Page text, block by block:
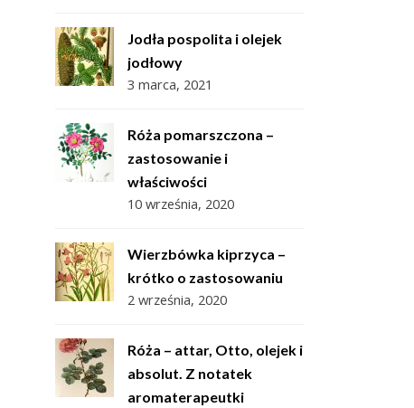
Jodła pospolita i olejek
jodłowy
3 marca, 2021
Róża pomarszczona –
zastosowanie i
właściwości
10 września, 2020
Wierzbówka kiprzyca –
krótko o zastosowaniu
2 września, 2020
Róża – attar, Otto, olejek i
absolut. Z notatek
aromaterapeutki